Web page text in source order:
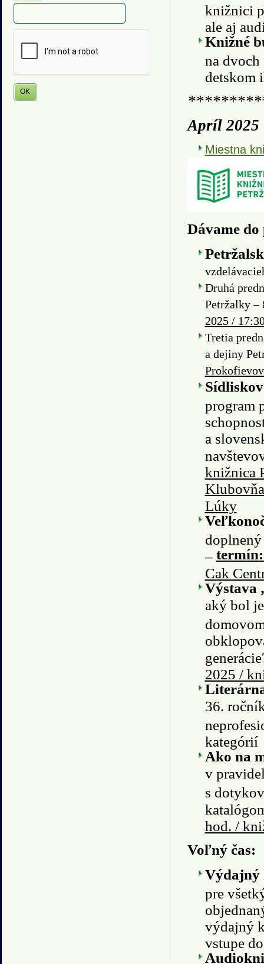
knižnici
ale aj
Knižné
na
detskom
Apríl 2025
Miestna
Dávame
Druhá
Petržalky –
2025 /
Tretia
a dejiny
program
a
knižnica
Lúky
– termín:
Cak
Výstava
aký bol
2025 /
36.
kategórií
Ako na
v
s
hod. /
Voľný čas:
Výdajný
pre
výdajný
vstupe